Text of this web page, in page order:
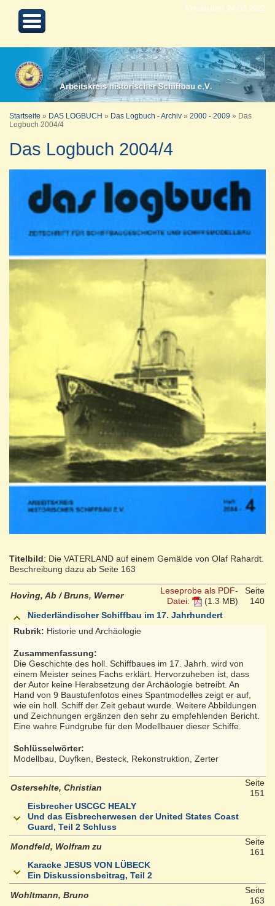
Aktualisiert 24.08.2022
Startseite » DAS LOGBUCH » Das Logbuch - Archiv » 2000 - 2009 »
Das
Logbuch 2004/4
Das Logbuch 2004/4
Titelbild: Die VATERLAND auf einem Gemälde von Olaf Rahardt.
Beschreibung dazu ab Seite 163
Hoving, Ab / Bruns, Werner
Leseprobe als PDF-
Datei:
(1.3 MB)
Seite
140
Niederländischer Schiffbau im 17. Jahrhundert
Rubrik: Historie und Archäologie
Zusammenfassung:
Die Geschichte des holl. Schiffbaues im 17. Jahrh. wird von
einem Meister seines Fachs erklärt. Hervorzuheben ist, dass
der Autor keine Herabsetzung der Archäologie betreibt. An
Hand von 9 Baustufenfotos eines Spantmodelles zeigt er auf,
wie ein holl. Schiff der Zeit gebaut wurde. Weitere Abbildungen
und Zeichnungen ergänzen den sehr zu empfehlenden Bericht.
Eine wahre Fundgrube für den Modellbauer dieser Schiffe.
Schlüsselwörter:
Modellbau, Duyfken, Besteck, Rekonstruktion, Zerter
Ostersehlte, Christian
Seite
151
Eisbrecher USCGC HEALY
Und das Eisbrecherwesen der United States Coast
Guard, Teil 2 Schluss
Mondfeld, Wolfram zu
Seite
161
Karacke JESUS VON LÜBECK
Ein Diskussionsbeitrag, Teil 2
Wohltmann, Bruno
Seite
163